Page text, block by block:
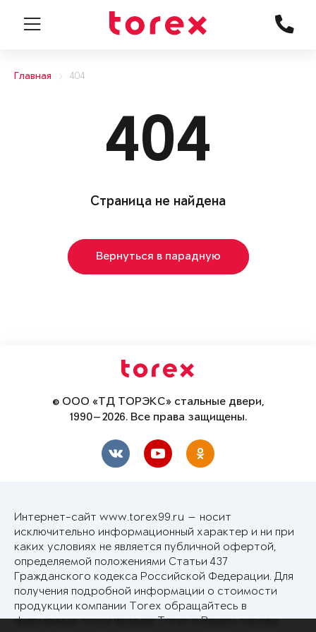
Главная 404
404
Страница не найдена
Вернуться в парадную
© ООО «ТД ТОРЭКС» стальные двери,
1990—2026. Все права защищены.
Интернет-сайт www.torex99.ru — носит
исключительно информационный характер и ни при
каких условиях не является публичной офертой,
определяемой положениями Статьи 437
Гражданского кодекса Российской Федерации. Для
получения подробной информации о стоимости
продукции компании Torex обращайтесь в
фирменные точки продаж Torex в Вашем городе.